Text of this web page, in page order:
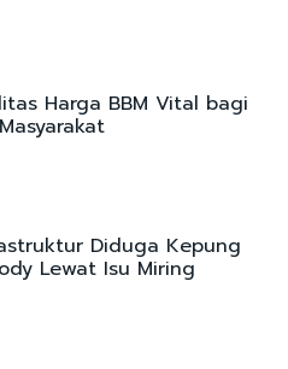
Harga BBM Vital bagi
Diduga Kepung
Lewat Isu Miring